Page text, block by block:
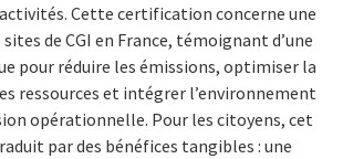
Cette certification concerne une
de CGI en France, témoignant d’une
pour réduire les émissions, optimiser la
ressources et intégrer l’environnement
opérationnelle. Pour les citoyens, cet
par des bénéfices tangibles : une